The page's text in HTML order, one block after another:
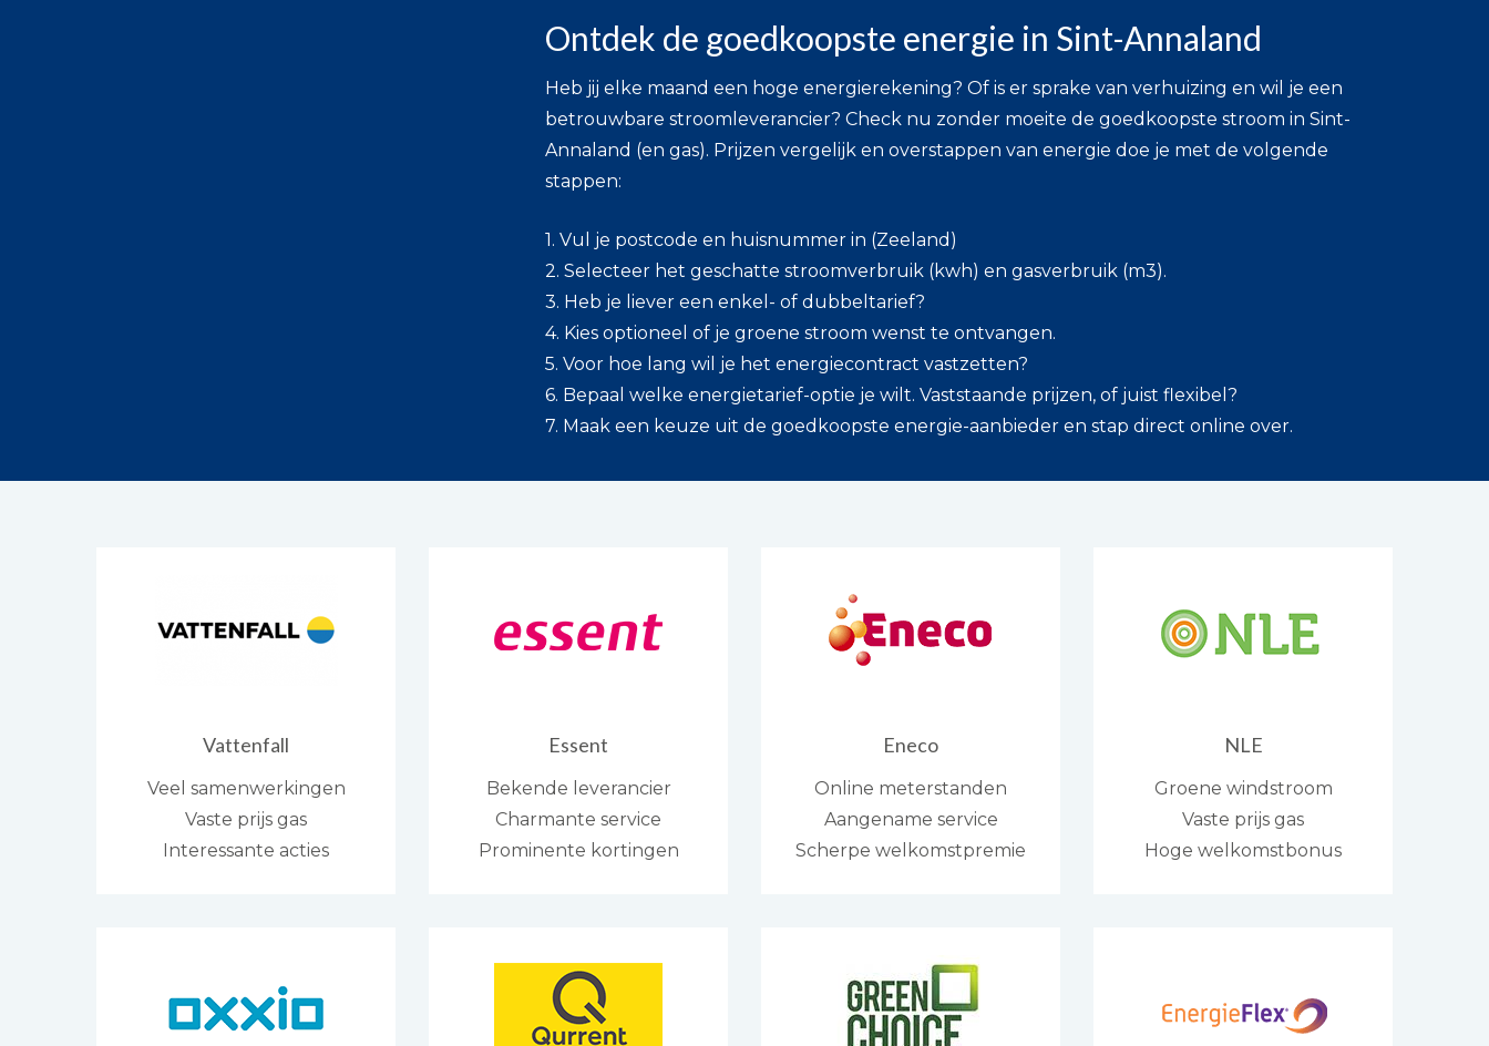
Ontdek de goedkoopste energie in Sint-Annaland
Heb jij elke maand een hoge energierekening? Of is er sprake van verhuizing en wil je een
betrouwbare stroomleverancier? Check nu zonder moeite de goedkoopste stroom in Sint-
Annaland (en gas). Prijzen vergelijk en overstappen van energie doe je met de volgende
stappen:
1. Vul je postcode en huisnummer in (Zeeland)
2. Selecteer het geschatte stroomverbruik (kwh) en gasverbruik (m3).
3. Heb je liever een enkel- of dubbeltarief?
4. Kies optioneel of je groene stroom wenst te ontvangen.
5. Voor hoe lang wil je het energiecontract vastzetten?
6. Bepaal welke energietarief-optie je wilt. Vaststaande prijzen, of juist flexibel?
7. Maak een keuze uit de goedkoopste energie-aanbieder en stap direct online over.
Vattenfall
Veel samenwerkingen
Vaste prijs gas
Interessante acties
Essent
Bekende leverancier
Charmante service
Prominente kortingen
Eneco
Online meterstanden
Aangename service
Scherpe welkomstpremie
NLE
Groene windstroom
Vaste prijs gas
Hoge welkomstbonus